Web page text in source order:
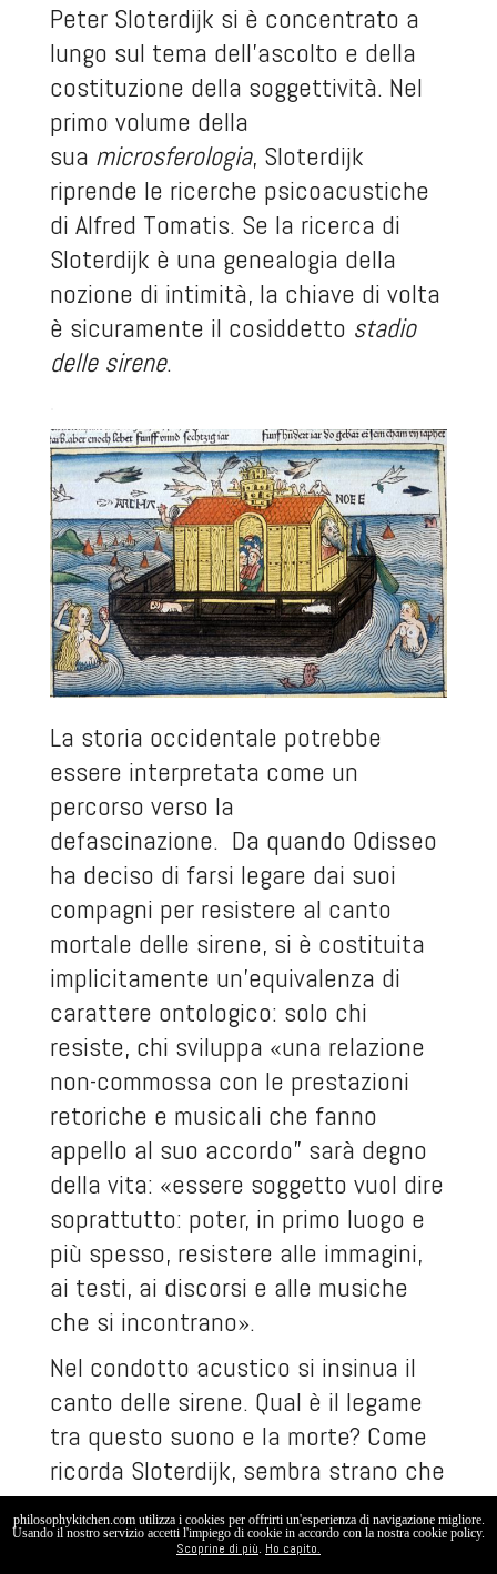
Peter Sloterdijk si è concentrato a
lungo sul tema dell’ascolto e della
costituzione della soggettività. Nel
primo volume della
sua microsferologia, Sloterdijk
riprende le ricerche psicoacustiche
di Alfred Tomatis. Se la ricerca di
Sloterdijk è una genealogia della
nozione di intimità, la chiave di volta
è sicuramente il cosiddetto stadio
delle sirene.
La storia occidentale potrebbe
essere interpretata come un
percorso verso la
defascinazione. Da quando Odisseo
ha deciso di farsi legare dai suoi
compagni per resistere al canto
mortale delle sirene, si è costituita
implicitamente un’equivalenza di
carattere ontologico: solo chi
resiste, chi sviluppa «una relazione
non-commossa con le prestazioni
retoriche e musicali che fanno
appello al suo accordo” sarà degno
della vita: «essere soggetto vuol dire
soprattutto: poter, in primo luogo e
più spesso, resistere alle immagini,
ai testi, ai discorsi e alle musiche
che si incontrano».
Nel condotto acustico si insinua il
canto delle sirene. Qual è il legame
tra questo suono e la morte? Come
ricorda Sloterdijk, sembra strano che
la questione delcomesi muoia
ascoltando le sirene non sia mai
philosophykitchen.com utilizza i cookies per offrirti un'esperienza di navigazione migliore.
Usando il nostro servizio accetti l'impiego di cookie in accordo con la nostra cookie policy.
Scoprine di più. Ho capito.